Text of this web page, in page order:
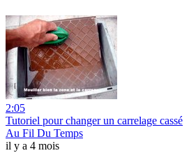
2:05
Tutoriel pour changer un carrelage cassé
Au Fil Du Temps
il y a 4 mois